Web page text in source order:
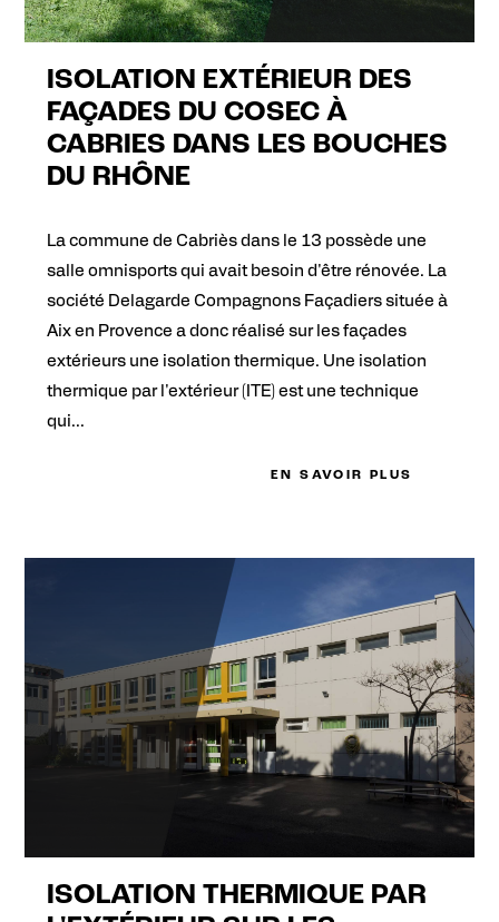
ISOLATION EXTÉRIEUR DES
FAÇADES DU COSEC À
CABRIES DANS LES BOUCHES
DU RHÔNE
La commune de Cabriès dans le 13 possède une
salle omnisports qui avait besoin d'être rénovée. La
société Delagarde Compagnons Façadiers située à
Aix en Provence a donc réalisé sur les façades
extérieurs une isolation thermique. Une isolation
thermique par l'extérieur (ITE) est une technique
qui...
EN SAVOIR PLUS
ISOLATION THERMIQUE PAR